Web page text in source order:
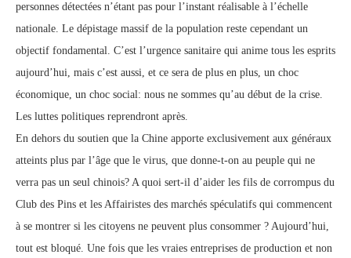
personnes détectées n’étant pas pour l’instant réalisable à l’échelle
nationale. Le dépistage massif de la population reste cependant un
objectif fondamental. C’est l’urgence sanitaire qui anime tous les esprits
aujourd’hui, mais c’est aussi, et ce sera de plus en plus, un choc
économique, un choc social: nous ne sommes qu’au début de la crise.
Les luttes politiques reprendront après.
En dehors du soutien que la Chine apporte exclusivement aux généraux
atteints plus par l’âge que le virus, que donne-t-on au peuple qui ne
verra pas un seul chinois? A quoi sert-il d’aider les fils de corrompus du
Club des Pins et les Affairistes des marchés spéculatifs qui commencent
à se montrer si les citoyens ne peuvent plus consommer ? Aujourd’hui,
tout est bloqué. Une fois que les vraies entreprises de production et non